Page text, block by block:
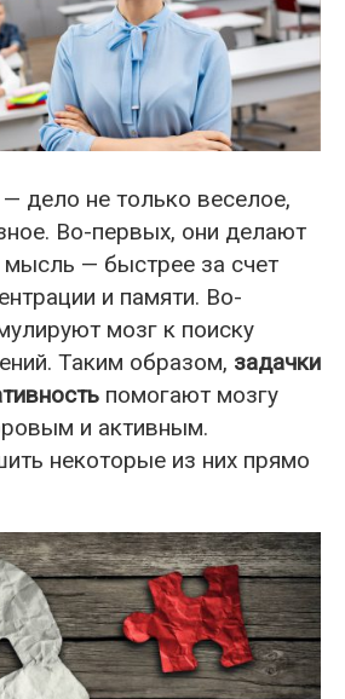
дело не только веселое,
Во-первых, они делают
мысль — быстрее за счет
и памяти. Во-
мозг к поиску
Таким образом, задачки
помогают мозгу
и активным.
некоторые из них прямо